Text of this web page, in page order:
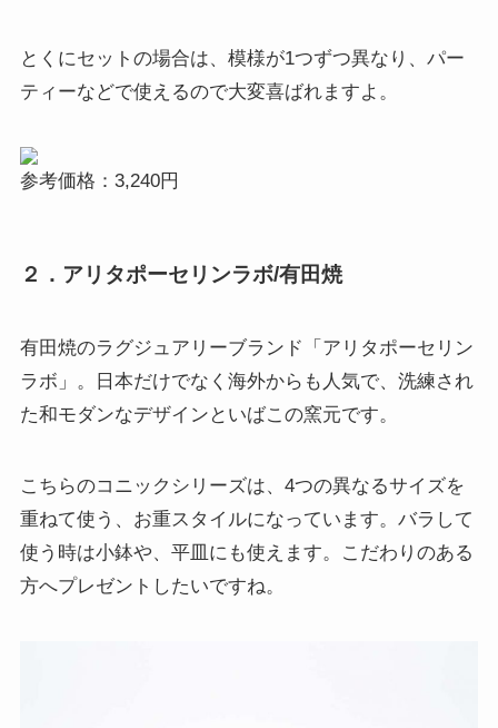
とくにセットの場合は、模様が1つずつ異なり、パー
ティーなどで使えるので大変喜ばれますよ。
参考価格：3,240円
２．アリタポーセリンラボ/有田焼
有田焼のラグジュアリーブランド「アリタポーセリン
ラボ」。日本だけでなく海外からも人気で、洗練され
た和モダンなデザインといばこの窯元です。
こちらのコニックシリーズは、4つの異なるサイズを
重ねて使う、お重スタイルになっています。バラして
使う時は小鉢や、平皿にも使えます。こだわりのある
方へプレゼントしたいですね。